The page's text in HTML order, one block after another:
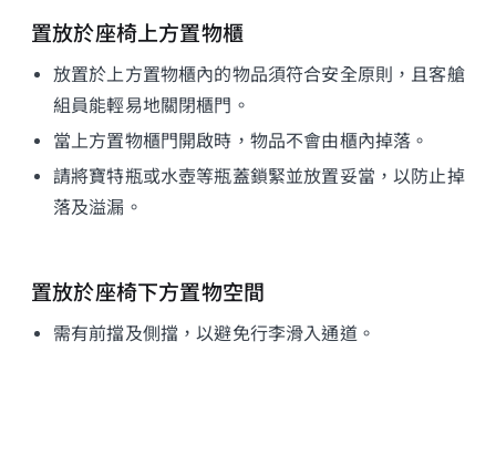
置放於座椅上方置物櫃
放置於上方置物櫃內的物品須符合安全原則，且客艙
組員能輕易地關閉櫃門。
當上方置物櫃門開啟時，物品不會由櫃內掉落。
請將寶特瓶或水壺等瓶蓋鎖緊並放置妥當，以防止掉
落及溢漏。
置放於座椅下方置物空間
需有前擋及側擋，以避免行李滑入通道。